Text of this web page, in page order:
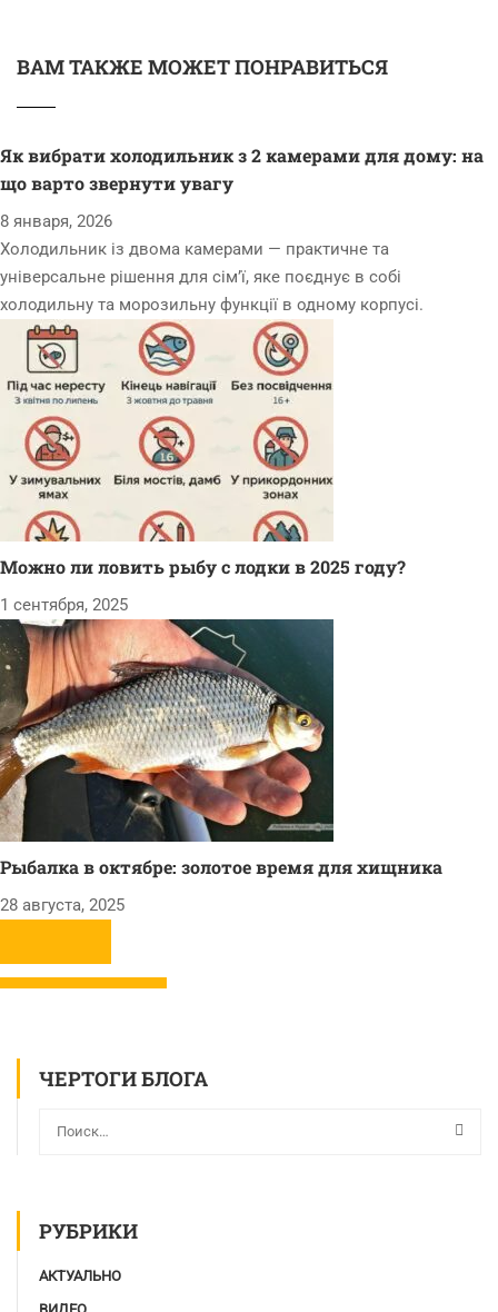
ВАМ ТАКЖЕ МОЖЕТ ПОНРАВИТЬСЯ
Як вибрати холодильник з 2 камерами для дому: на
що варто звернути увагу
8 января, 2026
Холодильник із двома камерами — практичне та
універсальне рішення для сім’ї, яке поєднує в собі
холодильну та морозильну функції в одному корпусі.
Можно ли ловить рыбу с лодки в 2025 году?
1 сентября, 2025
Рыбалка в октябре: золотое время для хищника
28 августа, 2025
ЧЕРТОГИ БЛОГА
РУБРИКИ
АКТУАЛЬНО
ВИДЕО